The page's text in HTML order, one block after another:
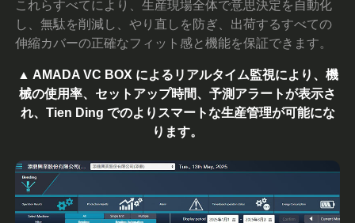
これらすべてにより、生産現場全体で意思決定を自動化
し、無駄を削減し、やり直しを防ぎ、出荷するすべての
伸縮カバーの正確なフィット感と機能を保証できます。
▲ AMADA VC BOX によるリアルタイム監視により、機
械の使用率、セットアップ時間、予測アラートが表示さ
れ、Tien Ding でのよりスマートな生産管理が可能にな
ります。